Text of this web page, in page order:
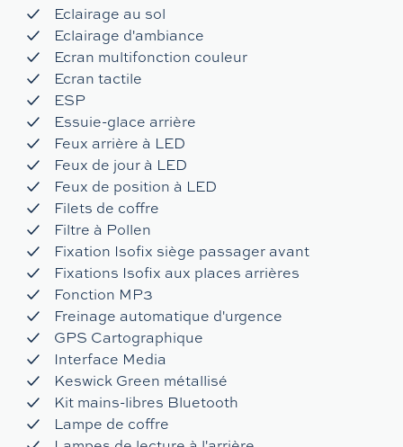
Eclairage au sol
Eclairage d'ambiance
Ecran multifonction couleur
Ecran tactile
ESP
Essuie-glace arrière
Feux arrière à LED
Feux de jour à LED
Feux de position à LED
Filets de coffre
Filtre à Pollen
Fixation Isofix siège passager avant
Fixations Isofix aux places arrières
Fonction MP3
Freinage automatique d'urgence
GPS Cartographique
Interface Media
Keswick Green métallisé
Kit mains-libres Bluetooth
Lampe de coffre